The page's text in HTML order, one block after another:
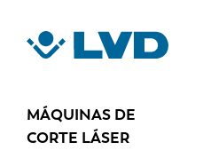
contenido
MÁQUINAS DE
CORTE LÁSER